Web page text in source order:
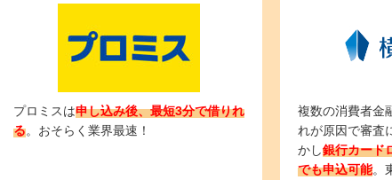
プロミスは申し込み後、最短3分で借りれ
る。おそらく業界最速！
複数の消費者金
れが原因で審査
かし銀行カード
でも申込可能。